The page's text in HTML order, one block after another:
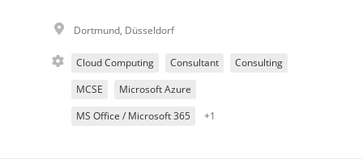
Dortmund, Düsseldorf
Cloud Computing Consultant Consulting
MCSE Microsoft Azure
MS Office / Microsoft 365 +1